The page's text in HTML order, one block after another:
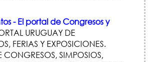
- El portal de Congresos y
URUGUAY DE
FERIAS Y EXPOSICIONES.
CONGRESOS, SIMPOSIOS,